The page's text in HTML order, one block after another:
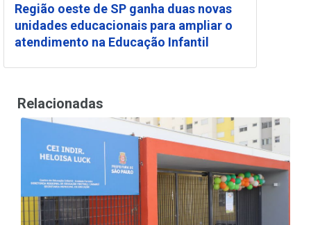
Região oeste de SP ganha duas novas
unidades educacionais para ampliar o
atendimento na Educação Infantil
Relacionadas